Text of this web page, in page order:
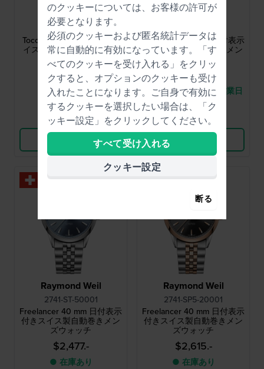
Raymond Weil
5280-PC-64001
Toccata Heritage 31 mm ス
イス製 レディース クォー
ツウォッチ
$1,624.-
● 在庫あり
比較
Raymond Weil
2741-ST-52001
Freelancer 40 mm 日付表示
付きスイス製自動巻きメン
ズウォッチ
$2,477.-
● 3 への配送は、6 営業日
以内です。
比較
Raymond Weil
2741-ST-50001
Freelancer 40 mm 日付表示
付きスイス製自動巻きメン
ズウォッチ
$2,477.-
● 在庫あり
Raymond Weil
2741-SP5-20001
Freelancer 40 mm 日付表示
付きスイス製自動巻きメン
ズウォッチ
$2,615.-
● 在庫あり
のクッキーについては、お客様の許可が
必要となります。
必須のクッキーおよび匿名統計データは
常に自動的に有効になっています。「す
べてのクッキーを受け入れる」をクリッ
クすると、オプションのクッキーも受け
入れたことになります。ご自身で有効に
するクッキーを選択したい場合は、「ク
ッキー設定」をクリックしてください。
すべて受け入れる
クッキー設定
断る